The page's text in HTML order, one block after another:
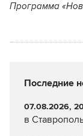
Программа
Последние
07.08.2026,
в